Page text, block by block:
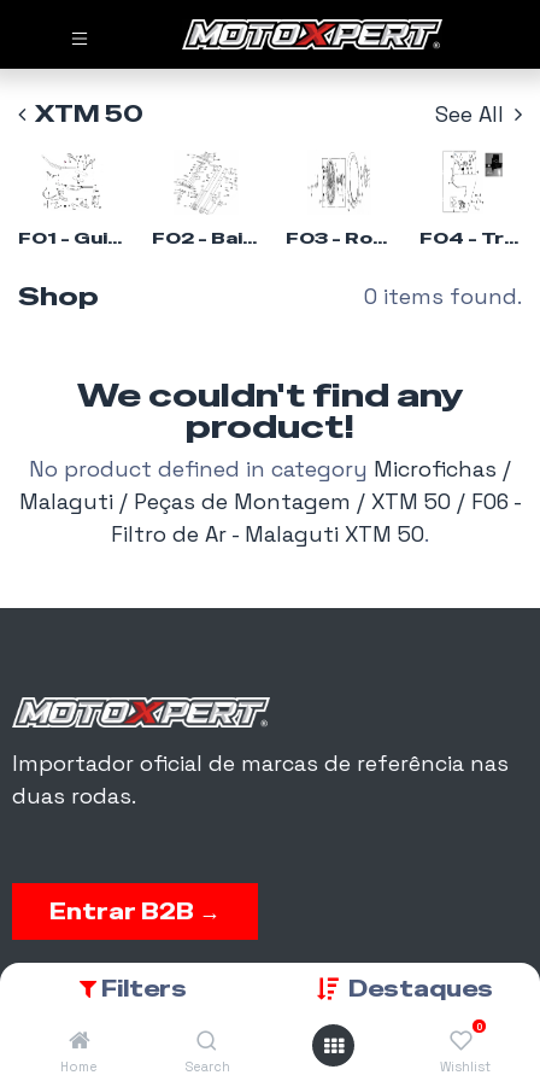
Filters Destaques
Home Search
0
Wishlist
XTM 50 See All
F01 - Guiador - Malaguti XTM 50 F02 - Bainha - Malaguti XTM 50 F03 - Roda da Frente - Malaguti XTM 50 F04 - Travão Frente - Malaguti XTM 50
Shop 0 items found.
We couldn't find any
product!
No product defined in category Microfichas /
Malaguti / Peças de Montagem / XTM 50 / F06 -
Filtro de Ar - Malaguti XTM 50.
Importador oficial de marcas de referência nas
duas rodas.
Entrar B2B →
Acesso a encomendas, garantias, matrículas, peças e conta